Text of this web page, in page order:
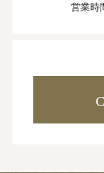
営業時